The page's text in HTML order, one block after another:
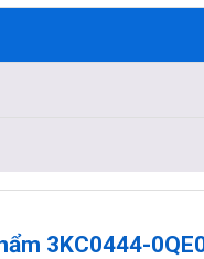
3KC0444-